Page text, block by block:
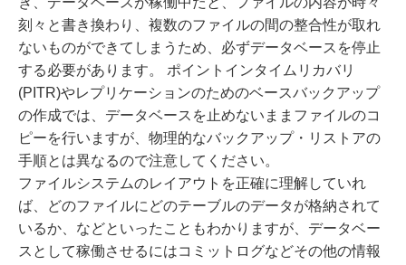
刻々と書き換わり、複数のファイルの間の整合性が取れ
ないものができてしまうため、必ずデータベースを停止
する必要があります。 ポイントインタイムリカバリ
(PITR)やレプリケーションのためのベースバックアップ
の作成では、データベースを止めないままファイルのコ
ピーを行いますが、物理的なバックアップ・リストアの
手順とは異なるので注意してください。
ファイルシステムのレイアウトを正確に理解していれ
ば、どのファイルにどのテーブルのデータが格納されて
いるか、などといったこともわかりますが、データベー
スとして稼働させるにはコミットログなどその他の情報